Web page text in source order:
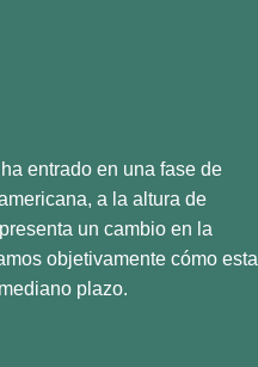
entrado en una fase de
a la altura de
un cambio en la
objetivamente cómo esta
plazo.